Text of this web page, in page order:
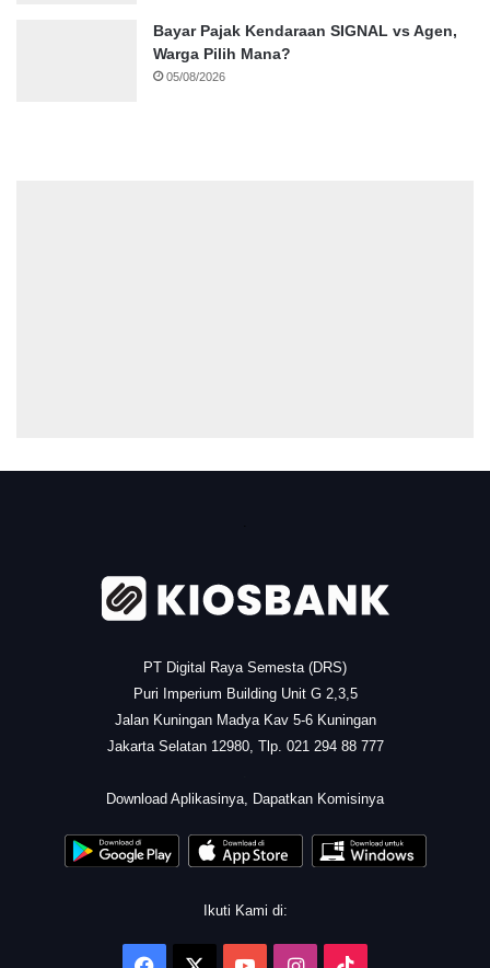
Bayar Pajak Kendaraan SIGNAL vs Agen,
Warga Pilih Mana?
05/08/2026
.
PT Digital Raya Semesta (DRS)
Puri Imperium Building Unit G 2,3,5
Jalan Kuningan Madya Kav 5-6 Kuningan
Jakarta Selatan 12980, Tlp. 021 294 88 777
Download Aplikasinya, Dapatkan Komisinya
Ikuti Kami di: